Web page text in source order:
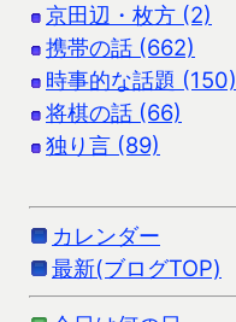
京田辺・枚方 (2)
携帯の話 (662)
時事的な話題 (150)
将棋の話 (66)
独り言 (89)
カレンダー
最新(ブログTOP)